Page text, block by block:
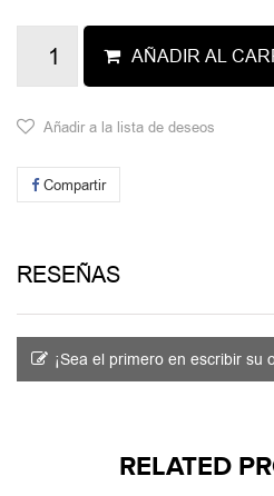
AÑADIR AL
Añadir a la lista de deseos
Compartir
RESEÑAS
¡Sea el primero en escribir su
RELATED